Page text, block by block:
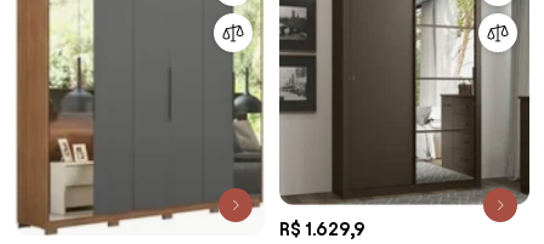
R$ 1.629,9